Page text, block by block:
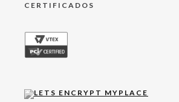
CERTIFICADOS